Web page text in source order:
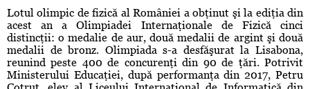
Lotul olimpic de fizică al României a obţinut şi la ediţia din
acest an a Olimpiadei Internaţionale de Fizică cinci
distincţii: o medalie de aur, două medalii de argint şi două
medalii de bronz. Olimpiada s-a desfăşurat la Lisabona,
reunind peste 400 de concurenţi din 90 de ţări. Potrivit
Ministerului Educaţiei, după performanţa din 2017, Petru